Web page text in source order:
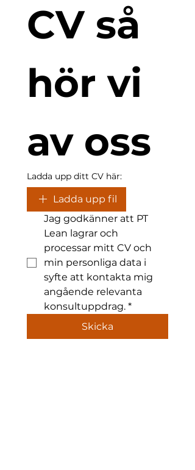
CV så
hör vi
av oss
Ladda upp ditt CV här:
Ladda upp fil
Jag godkänner att PT
Lean lagrar och
processar mitt CV och
min personliga data i
syfte att kontakta mig
angående relevanta
konsultuppdrag. *
Skicka